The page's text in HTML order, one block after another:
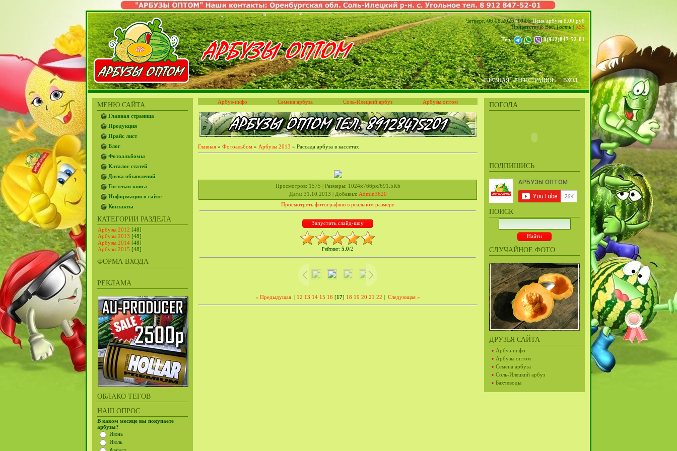
Четверг, 06.08.2026, 10:05Цена арбуза 8.00 руб
Приветствую Вас,Гость| RSS
Тел. 8(912)847-52-01
ГЛАВНАЯ РЕГИСТРАЦИЯ ВХОД
МЕНЮ САЙТА
Главная страница
Продукция
Прайс лист
Блог
Фотоальбомы
Каталог статей
Доска объявлений
Гостевая книга
Информация о сайте
Контакты
КАТЕГОРИИ РАЗДЕЛА
Арбузы 2012 [48]
Арбузы 2013 [48]
Арбузы 2014 [48]
Арбузы 2015 [48]
ФОРМА ВХОДА
РЕКЛАМА
ОБЛАКО ТЕГОВ
НАШ ОПРОС
В каком месяце вы покупаете
арбузы?
Июнь
Июль
ПОГОДА
ПОДПИШИСЬ
ПОИСК
СЛУЧАЙНОЕ ФОТО
ДРУЗЬЯ САЙТА
Арбуз-инфо
Арбузы оптом
Семена арбуза
Соль-Илецкий арбуз
Бахчеводы
Арбуз-инфо Семена арбуза Соль-Илецкий арбуз Арбузы оптом
Главная » Фотоальбом » Арбузы 2013 » Рассада арбуза в кассетах
Просмотров: 1575 | Размеры: 1024x766px/691.5Kb
Дата: 31.10.2013 | Добавил: Admin3620
Просмотреть фотографию в реальном размере
Рейтинг: 5.0/2
« Предыдущая | 12 13 14 15 16 [17] 18 19 20 21 22 | Следующая »